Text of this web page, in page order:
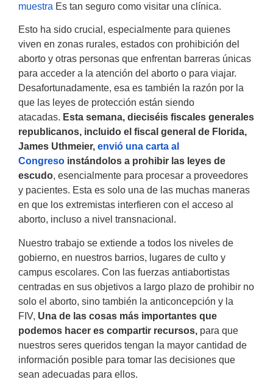
muestra Es tan seguro como visitar una clínica.
Esto ha sido crucial, especialmente para quienes
viven en zonas rurales, estados con prohibición del
aborto y otras personas que enfrentan barreras únicas
para acceder a la atención del aborto o para viajar.
Desafortunadamente, esa es también la razón por la
que las leyes de protección están siendo
atacadas. Esta semana, dieciséis fiscales generales
republicanos, incluido el fiscal general de Florida,
James Uthmeier, envió una carta al
Congreso instándolos a prohibir las leyes de
escudo, esencialmente para procesar a proveedores
y pacientes. Esta es solo una de las muchas maneras
en que los extremistas interfieren con el acceso al
aborto, incluso a nivel transnacional.
Nuestro trabajo se extiende a todos los niveles de
gobierno, en nuestros barrios, lugares de culto y
campus escolares. Con las fuerzas antiabortistas
centradas en sus objetivos a largo plazo de prohibir no
solo el aborto, sino también la anticoncepción y la
FIV, Una de las cosas más importantes que
podemos hacer es compartir recursos, para que
nuestros seres queridos tengan la mayor cantidad de
información posible para tomar las decisiones que
sean adecuadas para ellos.